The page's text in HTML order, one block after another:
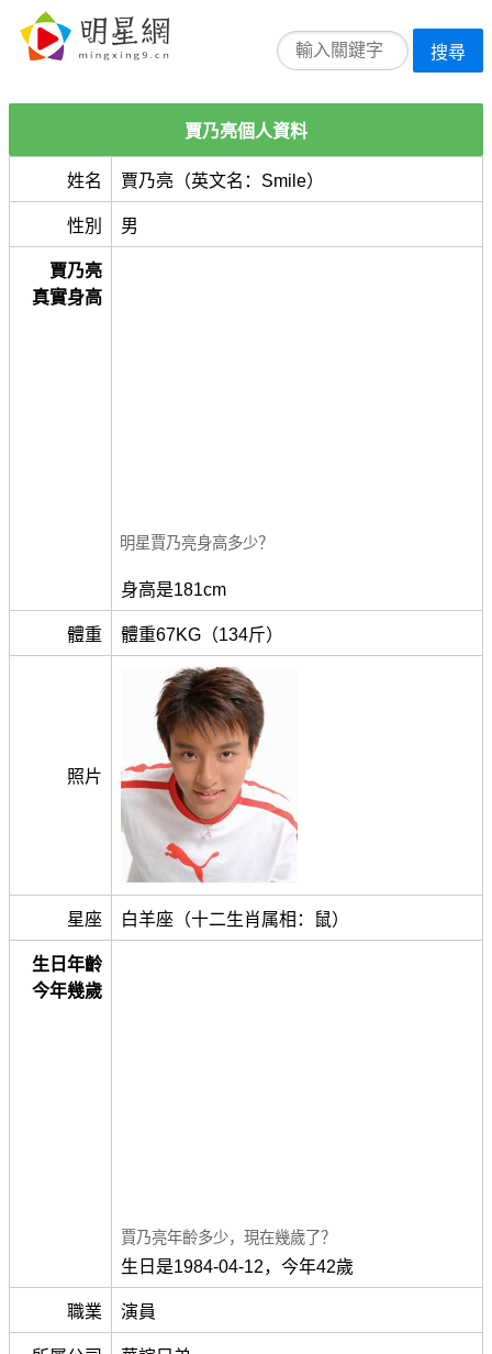
搜尋
賈乃亮個人資料
姓名 賈乃亮（英文名：Smile）
性別 男
賈乃亮
真實身高
明星賈乃亮身高多少？
身高是181cm
體重 體重67KG（134斤）
照片
星座 白羊座（十二生肖属相：鼠）
生日年齡
今年幾歲
賈乃亮年齡多少，現在幾歲了？
生日是1984-04-12，今年42歲
職業 演員